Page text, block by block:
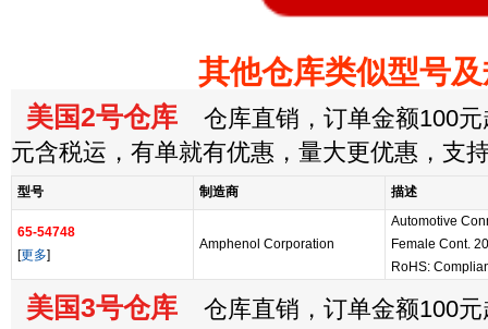
其他仓库类似型号
美国2号仓库 仓库直销，订单金额100元
元含税运，有单就有优惠，量大更优惠，支
型号 制造商 描述
65-54748
[更多]
Amphenol Corporation
Automotive
Female Cont.
RoHS:
美国3号仓库 仓库直销，订单金额100元